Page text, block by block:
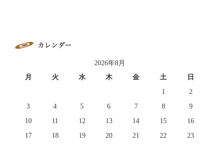
2026年8月
月
火 水 木 金 土
日
1
2
3
4 5 6 7 8
9
10
11 12 13 14 15
16
17
18 19 20 21 22
23